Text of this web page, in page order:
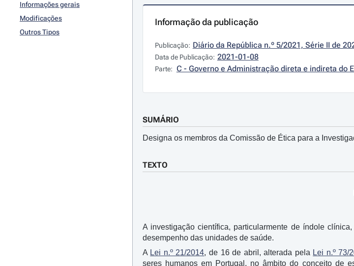
Informações gerais
Modificações
Outros Tipos
Informação da publicação
Publicação: Diário da República n.º 5/2021, Série II de
Data de Publicação: 2021-01-08
Parte: C - Governo e Administração direta e indireta do
SUMÁRIO
Designa os membros da Comissão de Ética para a
TEXTO
A investigação científica, particularmente de índole
desempenho das unidades de saúde.
A Lei n.º 21/2014, de 16 de abril, alterada pela Lei n.º 73/
seres humanos em Portugal, no âmbito do conceito de